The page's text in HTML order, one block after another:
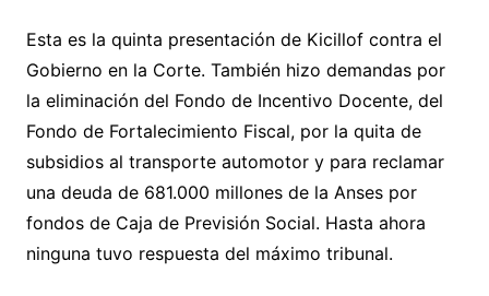
Esta es la quinta presentación de Kicillof contra el
Gobierno en la Corte. También hizo demandas por
la eliminación del Fondo de Incentivo Docente, del
Fondo de Fortalecimiento Fiscal, por la quita de
subsidios al transporte automotor y para reclamar
una deuda de 681.000 millones de la Anses por
fondos de Caja de Previsión Social. Hasta ahora
ninguna tuvo respuesta del máximo tribunal.